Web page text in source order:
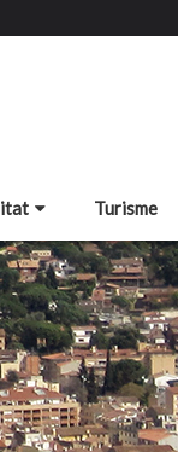
Turisme